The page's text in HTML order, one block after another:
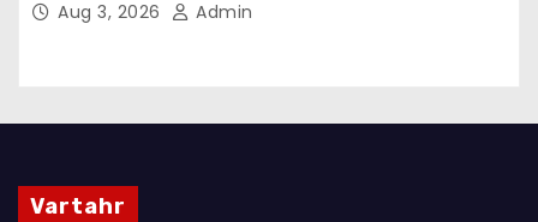
Aug 3, 2026 Admin
Vartahr